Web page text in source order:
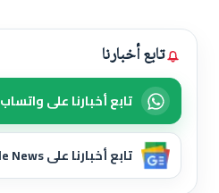
تابع أخبارنا
تابع أخبارنا على واتساب
تابع أخبارنا على Google News